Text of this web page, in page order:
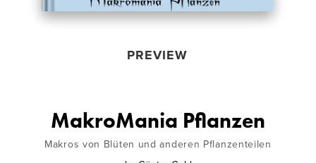
PREVIEW
MakroMania Pflanzen
Makros von Blüten und anderen Pflanzenteilen